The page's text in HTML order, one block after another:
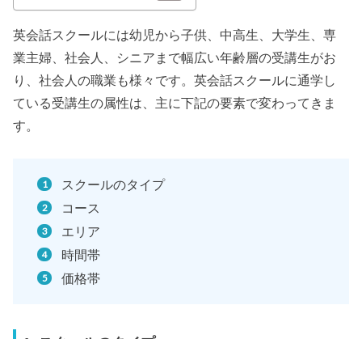
英会話スクールには幼児から子供、中高生、大学生、専
業主婦、社会人、シニアまで幅広い年齢層の受講生がお
り、社会人の職業も様々です。英会話スクールに通学し
ている受講生の属性は、主に下記の要素で変わってきま
す。
スクールのタイプ
コース
エリア
時間帯
価格帯